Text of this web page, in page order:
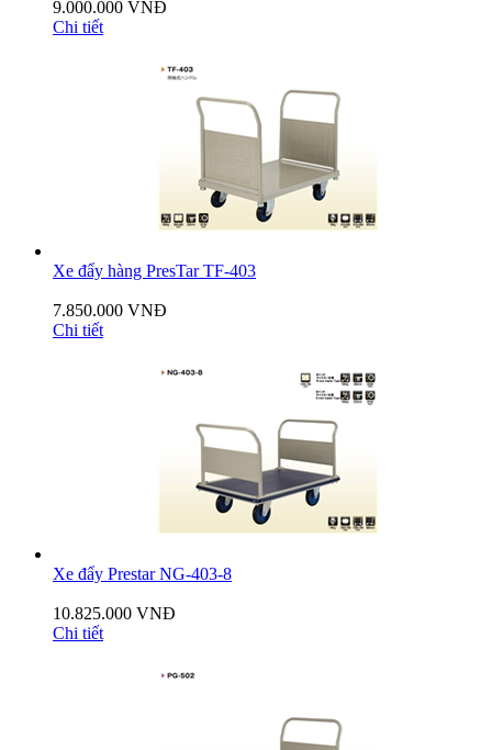
9.000.000 VNĐ
Chi tiết
Xe đẩy hàng PresTar TF-403
7.850.000 VNĐ
Chi tiết
Xe đẩy Prestar NG-403-8
10.825.000 VNĐ
Chi tiết